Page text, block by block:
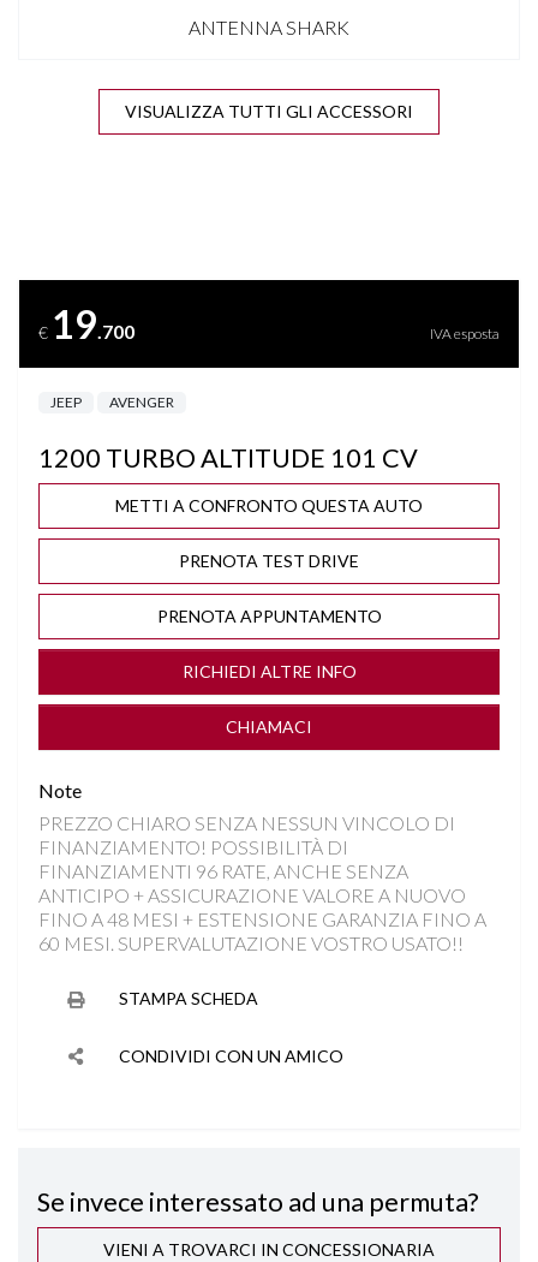
ANTENNA SHARK
APPLE CARPLAY & ANDROID AUTO
CERCHI "17
COMPUTER DI BORDO
CRUISE CONTROL ADATTIVO
DISATTIVAZIONE AIRBAG LATO PASSEGGERO
DRIVE MODE
FARI FULL LED
FENDINEBBIA LED
HILL DESCENT CONTROL
INGRESSI USB
KEYLESS GO
VISUALIZZA TUTTI GLI ACCESSORI
€ 19.700 IVA esposta
JEEP AVENGER
1200 TURBO ALTITUDE 101 CV
METTI A CONFRONTO QUESTA AUTO
PRENOTA TEST DRIVE
PRENOTA APPUNTAMENTO
RICHIEDI ALTRE INFO
CHIAMACI
Note
PREZZO CHIARO SENZA NESSUN VINCOLO DI
FINANZIAMENTO! POSSIBILITÀ DI
FINANZIAMENTI 96 RATE, ANCHE SENZA
ANTICIPO + ASSICURAZIONE VALORE A NUOVO
FINO A 48 MESI + ESTENSIONE GARANZIA FINO A
60 MESI. SUPERVALUTAZIONE VOSTRO USATO!!
STAMPA SCHEDA
CONDIVIDI CON UN AMICO
Se invece interessato ad una permuta?
VIENI A TROVARCI IN CONCESSIONARIA